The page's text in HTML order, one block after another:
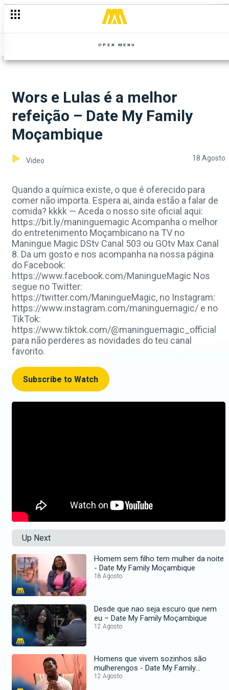
OPEN MENU
Wors e Lulas é a melhor
refeição – Date My Family
Moçambique
Video 18 Agosto
Quando a química existe, o que é oferecido para
comer não importa. Espera ai, ainda estão a falar de
comida? kkkk — Aceda o nosso site oficial aqui:
https://bit.ly/maninguemagic Acompanha o melhor
do entretenimento Moçambicano na TV no
Maningue Magic DStv Canal 503 ou GOtv Max Canal
8. Da um gosto e nos acompanha na nossa página
do Facebook:
https://www.facebook.com/ManingueMagic Nos
segue no Twitter:
https://twitter.com/ManingueMagic, no Instagram:
https://www.instagram.com/maninguemagic/ e no
TikTok:
https://www.tiktok.com/@maninguemagic_official
para não perderes as novidades do teu canal
favorito.
Subscribe to Watch
Up Next
Homem sem filho tem mulher da noite
- Date My Family Moçambique
18 Agosto
Desde que nao seja escuro que nem
eu – Date My Family Moçambique
12 Agosto
Homens que vivem sozinhos são
mulherengos - Date My Family
Moçambique
12 Agosto